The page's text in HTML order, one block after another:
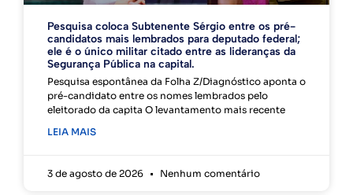
Pesquisa coloca Subtenente Sérgio entre os pré-
candidatos mais lembrados para deputado federal;
ele é o único militar citado entre as lideranças da
Segurança Pública na capital.
Pesquisa espontânea da Folha Z/Diagnóstico aponta o
pré-candidato entre os nomes lembrados pelo
eleitorado da capita O levantamento mais recente
LEIA MAIS
3 de agosto de 2026 Nenhum comentário